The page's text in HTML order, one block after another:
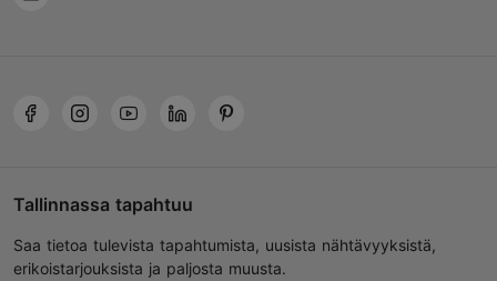
Tallinnassa tapahtuu
Saa tietoa tulevista tapahtumista, uusista nähtävyyksistä,
erikoistarjouksista ja paljosta muusta.